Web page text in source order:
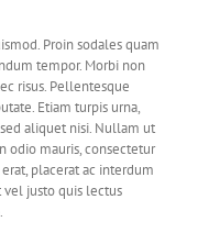
Proin sodales quam
tempor. Morbi non
risus. Pellentesque
Etiam turpis urna,
aliquet nisi. Nullam ut
odio mauris, consectetur
placerat ac interdum
vel justo quis lectus